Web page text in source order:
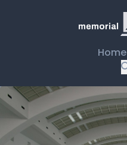
Home